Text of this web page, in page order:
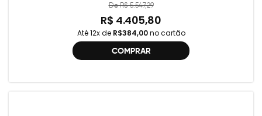
De R$ 5.547,29
R$ 4.405,80
Até 12x de R$384,00no cartão
COMPRAR